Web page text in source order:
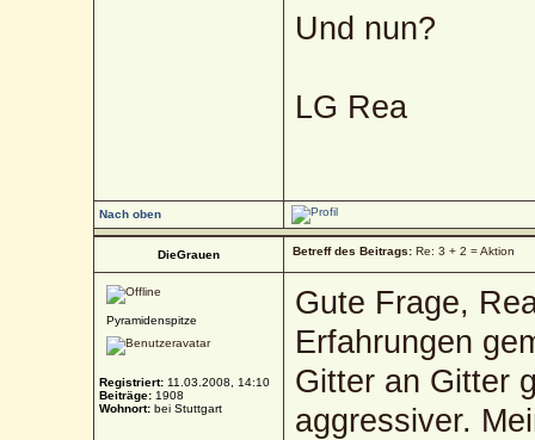
Und nun?
LG Rea
Nach oben
DieGrauen Betreff des Beitrags: Re: 3 + 2 = Aktion
Pyramidenspitze
Registriert: 11.03.2008, 14:10
Beiträge: 1908
Wohnort: bei Stuttgart
Gute Frage,
Erfahrungen
Gitter an Gitter
aggressiver.